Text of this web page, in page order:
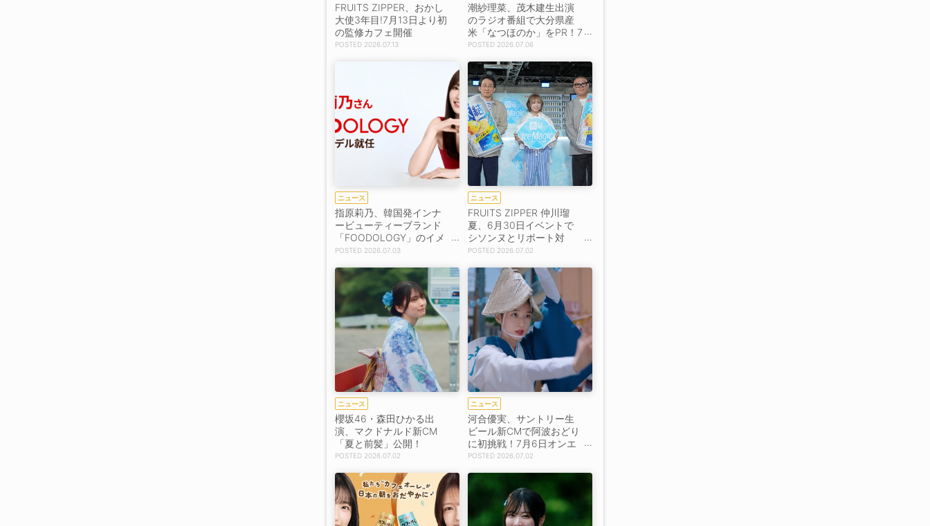
FRUITS ZIPPER、おかし
大使3年目!7月13日より初
の監修カフェ開催
2026.07.13
潮紗理菜、茂木建生出演
のラジオ番組で大分県産
米「なつほのか」をPR！7
月4日から1週間限定価格
2026.07.06
ニュース
指原莉乃、韓国発インナ
ービューティーブランド
「FOODOLOGY」のイメ
ージモデルに7月3日就
2026.07.03
ニュース
FRUITS ZIPPER 仲川瑠
夏、6月30日イベントで
シソンヌとリポート対
決！【コメントあり】
2026.07.02
ニュース
櫻坂46・森田ひかる出
演、マクドナルド新CM
「夏と前髪」公開！
2026.07.02
ニュース
河合優実、サントリー生
ビール新CMで阿波おどり
に初挑戦！7月6日オンエ
ア開始 2026.07.02